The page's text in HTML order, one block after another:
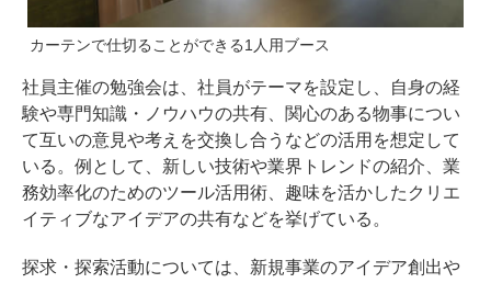
カーテンで仕切ることができる1人用ブース
社員主催の勉強会は、社員がテーマを設定し、自身の経
験や専門知識・ノウハウの共有、関心のある物事につい
て互いの意見や考えを交換し合うなどの活用を想定して
いる。例として、新しい技術や業界トレンドの紹介、業
務効率化のためのツール活用術、趣味を活かしたクリエ
イティブなアイデアの共有などを挙げている。
探求・探索活動については、新規事業のアイデア創出や